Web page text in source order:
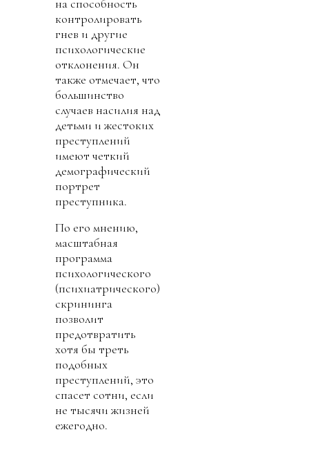
на способность
контролировать
гнев и другие
психологические
отклонения. Он
также отмечает, что
большинство
случаев насилия над
детьми и жестоких
преступлений
имеют четкий
демографический
портрет
преступника.
По его мнению,
масштабная
программа
психологического
(психиатрического)
скрининга
позволит
предотвратить
хотя бы треть
подобных
преступлений, это
спасет сотни, если
не тысячи жизней
ежегодно.